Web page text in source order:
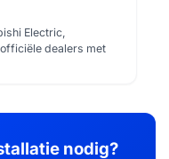
Electric,
dealers met
nodig?